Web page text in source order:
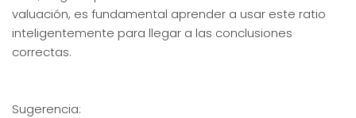
valuación, es fundamental aprender a usar este ratio
inteligentemente para llegar a las conclusiones
correctas.
Sugerencia: